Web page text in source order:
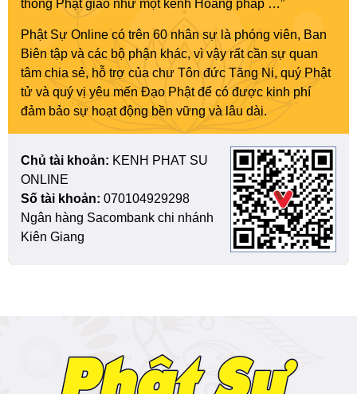
thông Phật giáo như một kênh Hoằng pháp …”
Phật Sự Online có trên 60 nhân sự là phóng viên, Ban
Biên tập và các bộ phận khác, vì vậy rất cần sự quan
tâm chia sẻ, hỗ trợ của chư Tôn đức Tăng Ni, quý Phật
tử và quý vị yêu mến Đạo Phật để có được kinh phí
đảm bảo sự hoạt động bền vững và lâu dài.
Chủ tài khoản: KENH PHAT SU
ONLINE
Số tài khoản: 070104929298
Ngân hàng Sacombank chi nhánh
Kiên Giang